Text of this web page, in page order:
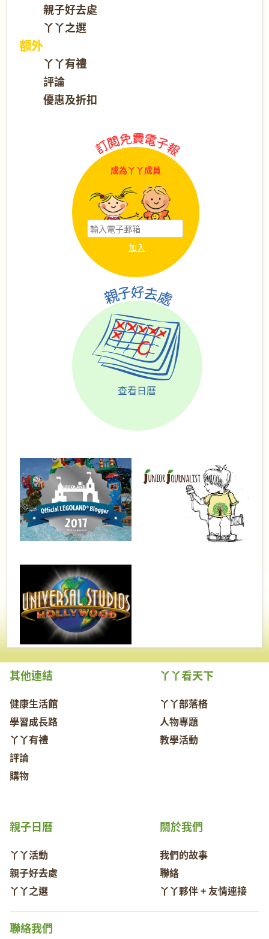
親子好去處
丫丫之選
额外
丫丫有禮
評論
優惠及折扣
成為丫丫成員
查看日曆
其他連結
健康生活館
學習成長路
丫丫有禮
評論
購物
丫丫看天下
丫丫部落格
人物專題
教學活動
關於我們
我們的故事
聯絡
丫丫夥伴 + 友情連接
親子日曆
丫丫活動
親子好去處
丫丫之選
聯絡我們